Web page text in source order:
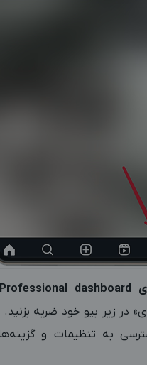
Professional dashboard
در زیر بیو خود ضربه
به تنظیمات و